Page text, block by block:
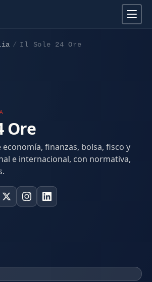
Il Sole 24 Ore
Ore
finanzas, bolsa, fisco y
e internacional, con normativa,